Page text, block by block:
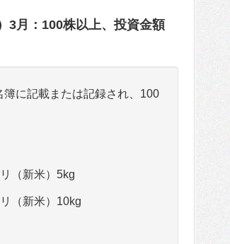
3月：100株以上、投資金額
に記載または記録され、100
（新米）5kg
（新米）10kg